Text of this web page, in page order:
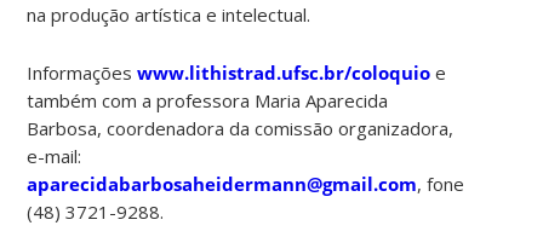
na produção artística e intelectual.
Informaçõeswww.lithistrad.ufsc.br/coloquio e
também com a professora Maria Aparecida
Barbosa, coordenadora da comissão organizadora,
e-mail:
aparecidabarbosaheidermann@gmail.com, fone
(48) 3721-9288.